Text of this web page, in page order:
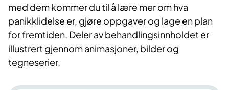
med dem kommer du til å lære mer om hva
panikklidelse er, gjøre oppgaver og lage en plan
for fremtiden. Deler av behandlingsinnholdet er
illustrert gjennom animasjo­ner, bilder og
tegneserier.